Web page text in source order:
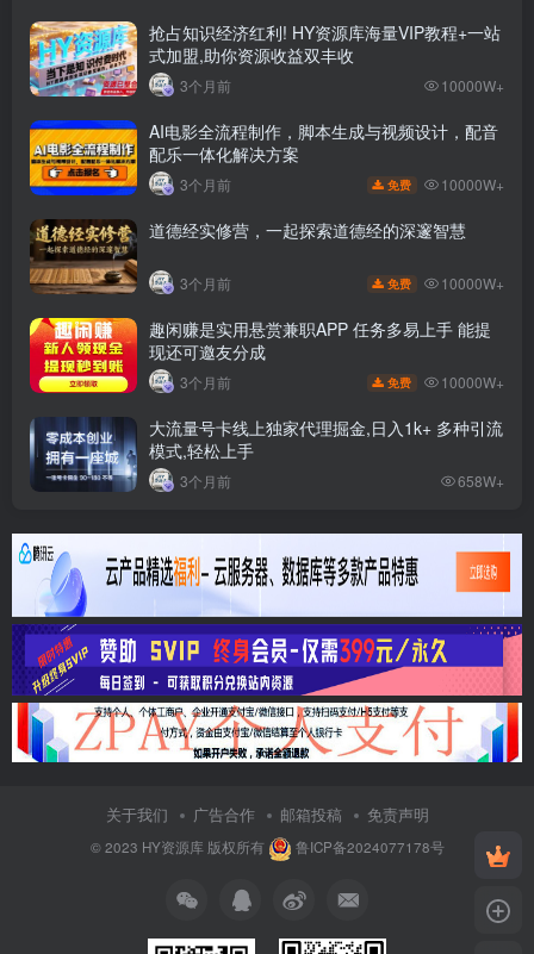
抢占知识经济红利! HY资源库海量VIP教程+一站
式加盟,助你资源收益双丰收
3个月前 10000W+
AI电影全流程制作，脚本生成与视频设计，配音
配乐一体化解决方案
3个月前 免费 10000W+
道德经实修营，一起探索道德经的深邃智慧
3个月前 免费 10000W+
趣闲赚是实用悬赏兼职APP 任务多易上手 能提
现还可邀友分成
3个月前 免费 10000W+
大流量号卡线上独家代理掘金,日入1k+ 多种引流
模式,轻松上手
3个月前 658W+
关于我们 广告合作 邮箱投稿 免责声明
© 2023 HY资源库版权所有 鲁ICP备2024077178号